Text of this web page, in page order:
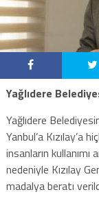
Yağlıdere
Yağlıdere
Yanbul’a Kızılay’a
insanların kullanımı
nedeniyle Kızılay
madalya beratı